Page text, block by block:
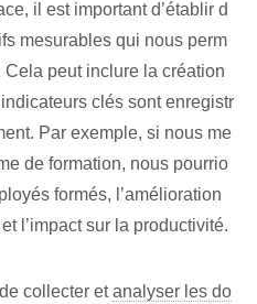
il est important d’établir d
mesurables qui nous perm
Cela peut inclure la création
clés sont enregistr
Par exemple, si nous me
de formation, nous pourrio
formés, l’amélioration
l’impact sur la productivité.
collecter etanalyser les do